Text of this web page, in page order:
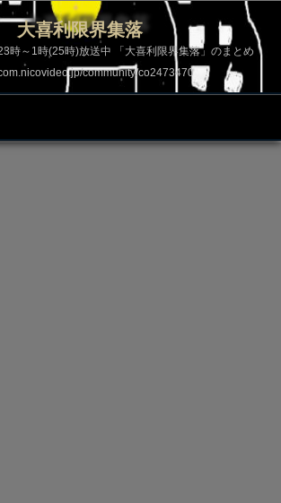
大喜利限界集落
時～1時(25時)放送中 「大喜利限界集落」のまとめ
community/co2473470